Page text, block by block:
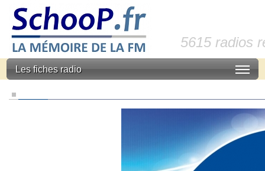
5615 radios
Les fiches radio